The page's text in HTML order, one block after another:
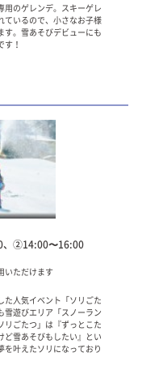
用のゲレンデ。スキーゲレ
ているので、小さなお子様
す。雪あそびデビューにも
す！
②14:00〜16:00
いただけます
た人気イベント「ソリごた
雪遊びエリア「スノーラン
リごたつ」は『ずっとこた
ど雪あそびもしたい』とい
を叶えたソリになっており